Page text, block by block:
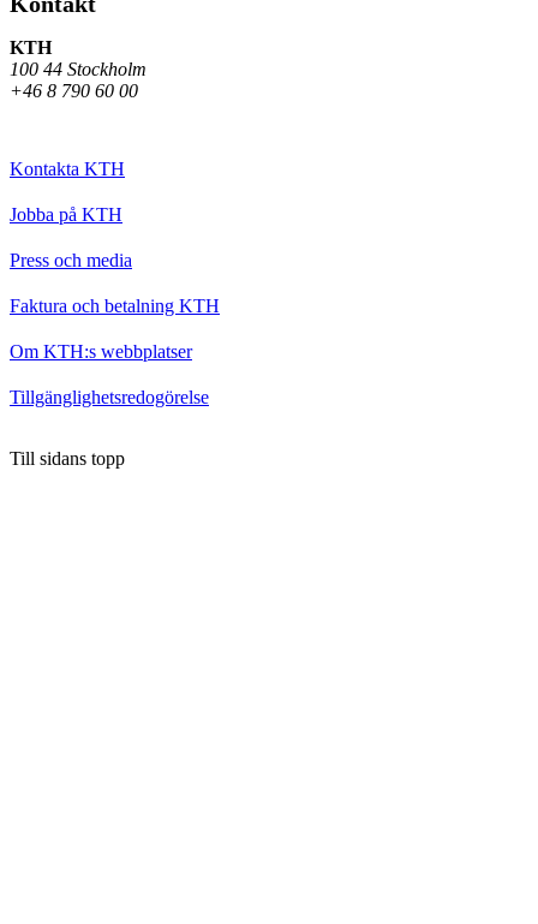
KTH
100 44 Stockholm
+46 8 790 60 00
Kontakta KTH
Jobba på KTH
Press och media
Faktura och betalning KTH
Om KTH:s webbplatser
Tillgänglighetsredogörelse
Till sidans topp